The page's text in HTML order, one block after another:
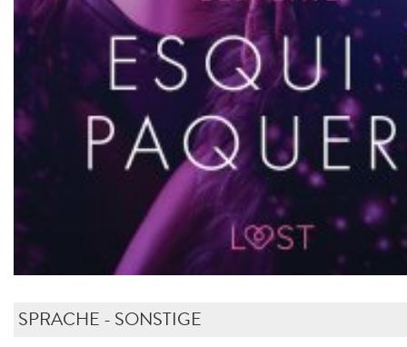
SPRACHE - SONSTIGE